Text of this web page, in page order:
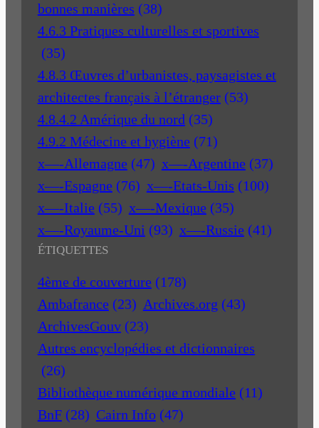
bonnes manières (38)
4.6.3 Pratiques culturelles et sportives
(35)
4.8.3 Œuvres d’urbanistes, paysagistes et
architectes français à l’étranger (53)
4.8.4.2 Amérique du nord (35)
4.9.2 Médecine et hygiène (71)
x—-Allemagne (47) x—-Argentine (37)
x—-Espagne (76) x—-Etats-Unis (100)
x—-Italie (55) x—-Mexique (35)
x—-Royaume-Uni (93) x—-Russie (41)
ÉTIQUETTES
4ème de couverture (178)
Ambafrance (23) Archives.org (43)
ArchivesGouv (23)
Autres encyclopédies et dictionnaires
(26)
Bibliothèque numérique mondiale (11)
BnF (28) Cairn Info (47)